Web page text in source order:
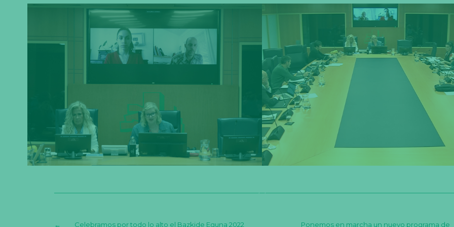
← Celebramos por todo lo alto el Bazkide Eguna 2022 Ponemos en marcha un nuevo programa de